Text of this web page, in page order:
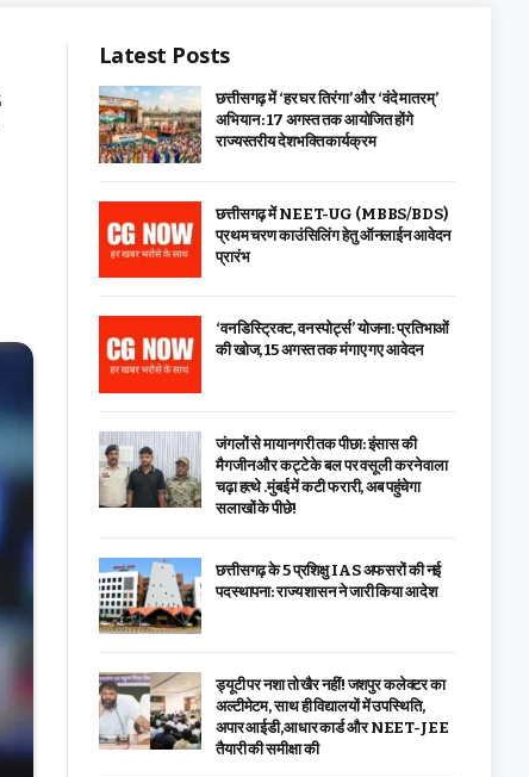
Latest Posts
छत्तीसगढ़ में ‘हर घर तिरंगा’ और ‘वंदे मातरम्’
अभियान : 17 अगस्त तक आयोजित होंगे
राज्यस्तरीय देशभक्ति कार्यक्रम
छत्तीसगढ़ में NEET-UG (MBBS/BDS)
प्रथम चरण काउंसिलिंग हेतु ऑनलाईन आवेदन
प्रारंभ
‘वन डिस्ट्रिक्ट, वन स्पोर्ट्स’ योजना: प्रतिभाओं
की खोज, 15 अगस्त तक मंगाए गए आवेदन
जंगलों से मायानगरी तक पीछा: इंसास की
मैगजीन और कट्टे के बल पर वसूली करने वाला
चढ़ा हत्थे .मुंबई में कटी फरारी, अब पहुंचेगा
सलाखों के पीछे!
छत्तीसगढ़ के 5 प्रशिक्षु IAS अफसरों की नई
पदस्थापना: राज्य शासन ने जारी किया आदेश
ड्यूटी पर नशा तो खैर नहीं! जशपुर कलेक्टर का
अल्टीमेटम, साथ ही विद्यालयों में उपस्थिति,
अपार आईडी,आधार कार्ड और NEET-JEE
तैयारी की समीक्षा की